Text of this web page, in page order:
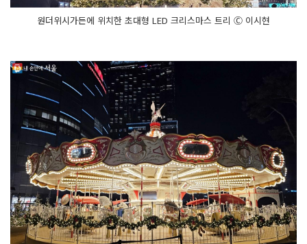
원더위시가든에 위치한 초대형 LED 크리스마스 트리 Ⓒ 이시현